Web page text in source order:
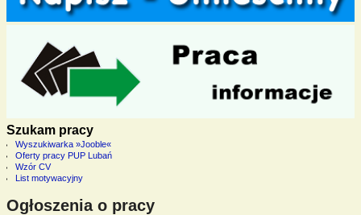
Szukam pracy
Wyszukiwarka »Jooble«
Oferty pracy PUP Lubań
Wzór CV
List motywacyjny
Ogłoszenia o pracy